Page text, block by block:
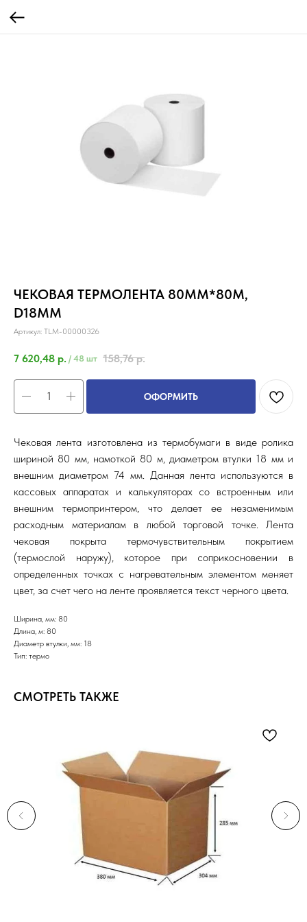
ЧЕКОВАЯ ТЕРМОЛЕНТА 80ММ*80М,
D18ММ
Артикул: TLM-00000326
7 620,48 р. / 48 шт 158,76 р.
ОФОРМИТЬ
Чековая лента изготовлена из термобумаги в виде ролика
шириной 80 мм, намоткой 80 м, диаметром втулки 18 мм и
внешним диаметром 74 мм. Данная лента используются в
кассовых аппаратах и калькуляторах со встроенным или
внешним термопринтером, что делает ее незаменимым
расходным материалам в любой торговой точке. Лента
чековая покрыта термочувствительным покрытием
(термослой наружу), которое при соприкосновении в
определенных точках с нагревательным элементом меняет
цвет, за счет чего на ленте проявляется текст черного цвета.
Ширина, мм: 80
Длина, м: 80
Диаметр втулки, мм: 18
Тип: термо
СМОТРЕТЬ ТАКЖЕ